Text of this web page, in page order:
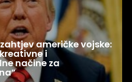
američke vojske:
i
načine za